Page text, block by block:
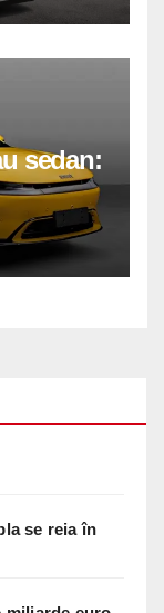
sedan:
se reia în